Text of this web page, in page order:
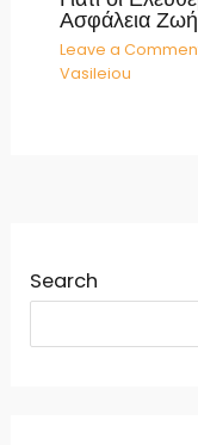
Search
Ασφάλεια
Leave a
Vasileiou